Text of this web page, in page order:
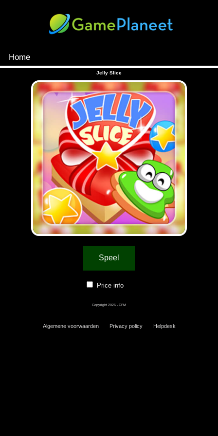
Home
Jelly Slice
Speel
Price info
Copyright 2026 - CFM
Algemene voorwaarden Privacy policy Helpdesk